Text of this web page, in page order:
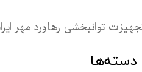
توانبخشی رهاورد مهر
دسته‌ها